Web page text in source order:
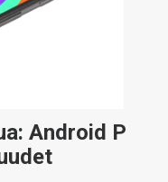
Android P